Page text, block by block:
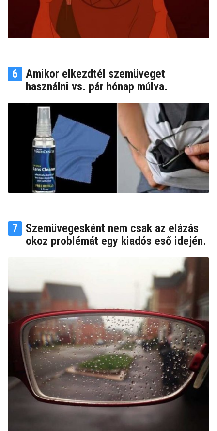
6 Amikor elkezdtél szemüveget
használni vs. pár hónap múlva.
7
Szemüvegesként nem csak az elázás
okoz problémát egy kiadós eső idején.